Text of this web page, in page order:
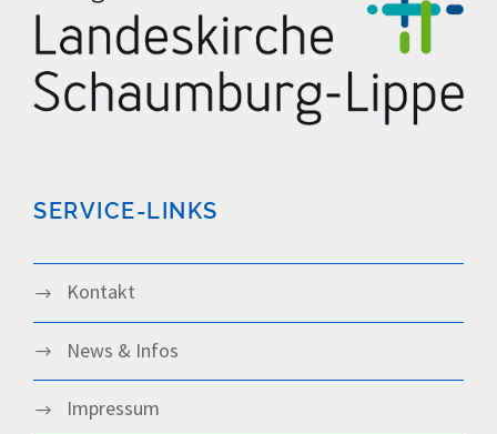
SERVICE-LINKS
Kontakt
News & Infos
Impressum